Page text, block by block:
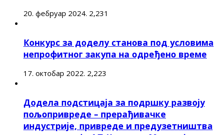
20. фебруар 2024. 2,231
Конкурс за доделу станова под условима
непрофитног закупа на одређено време
17. октобар 2022. 2,223
Додела подстицаја за подршку развоју
пољопривреде – прерађивачке
индустрије, привреде и предузетништва